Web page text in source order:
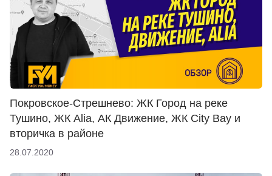
Покровское-Стрешнево: ЖК Город на реке
Тушино, ЖК Alia, АК Движение, ЖК City Bay и
вторичка в районе
28.07.2020